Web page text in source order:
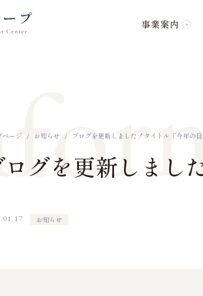
事業案内
ページ お知らせ ブログを更新しました！タイトル「今年の目
ログを更新しまし
お知らせ